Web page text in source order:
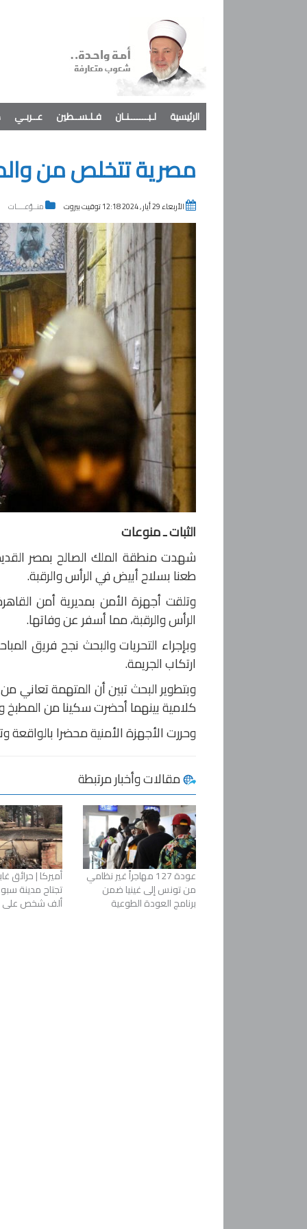
الرئيسية لـبـــــــنـان فـلـســطين عــربـي
مصرية تتخلص من
الأربعاء 29 أيار , 2024 12:18 توقيت بيروت منــوّعــــات
الثبات ـ منوعات
شهدت منطقة الملك الصالح بمصر
طعنا بسلاح أبيض في الرأس والرقبة.
الرأس والرقبة، مما أسفر عن وفاتها.
ارتكاب الجريمة.
وبتطوير البحث تبين أن المتهمة
كلامية بينهما أحضرت سكينا من
وحررت الأجهزة الأمنية محضرا
مقالات وأخبار مرتبطة
عودة 127 مهاجراً غير نظامي
من تونس إلى غينيا ضمن
برنامج العودة الطوعية
أميركا | حرائق
ألف شخص على